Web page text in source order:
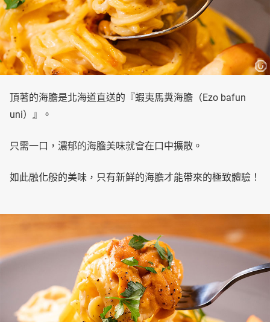
頂著的海膽是北海道直送的『蝦夷馬糞海膽（Ezo bafun
uni）』。
只需一口，濃郁的海膽美味就會在口中擴散。
如此融化般的美味，只有新鮮的海膽才能帶來的極致體驗！